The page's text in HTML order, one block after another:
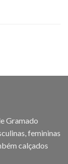
Gramado
femininas
calçados